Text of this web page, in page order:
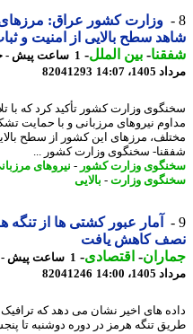
وزارت کشور عراق: مرزهای
سطح بالایی از امنیت و ثبات
-بین الملل-
14:07
82041293
وزارت کشور تأکید کرد که با تلاش
نیروهای مرزبانی و با حمایت
مرزهای این کشور از سطح بالایی
سخنگوی وزارت کشور ...
وزارت کشور-نیروهای مرزبانی -
وزارت - بالایی
آمار عبور کشتی ها از تنگه
کاهش یافت
- اقتصادی-
14:00
82041246
های اخیر نشان می دهد که ترافیک
تنگه هرمز در دوره دوشنبه تا پنجشنبه